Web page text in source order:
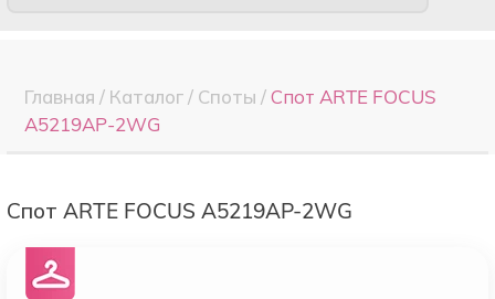
Главная / Каталог/ Споты /Спот ARTE FOCUS
A5219AP-2WG
Спот ARTE FOCUS A5219AP-2WG